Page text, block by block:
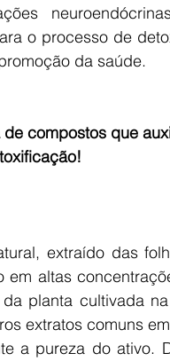
o processo de
da saúde.
compostos que
extraído das
altas
planta cultivada
extratos comuns
a pureza do ativo.